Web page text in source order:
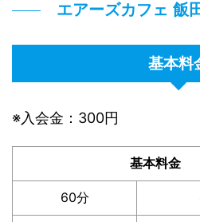
エアーズカフェ 飯
基本料
※入会金：300円
基本料金
60分